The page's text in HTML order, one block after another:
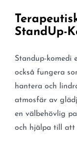
StandUp-
Standup-komedi
också fungera
hantera och
atmosfär av
en välbehövlig
och hjälpa till att